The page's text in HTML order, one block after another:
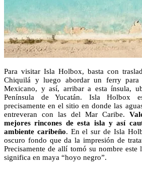
Para visitar Isla Holbox, basta con
Chiquilá y luego abordar un ferry para
Mexicano, y así, arribar a esta ínsula,
Península de Yucatán. Isla Holbox
precisamente en el sitio en donde las
entreveran con las del Mar Caribe.
mejores rincones de esta isla y así
ambiente caribeño. En el sur de Isla
oscuro fondo que da la impresión de
Precisamente de allí tomó su nombre
significa en maya “hoyo negro”.